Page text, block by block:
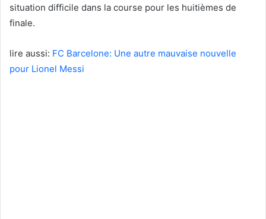
situation difficile dans la course pour les huitièmes de
finale.
lire aussi: FC Barcelone: Une autre mauvaise nouvelle
pour Lionel Messi